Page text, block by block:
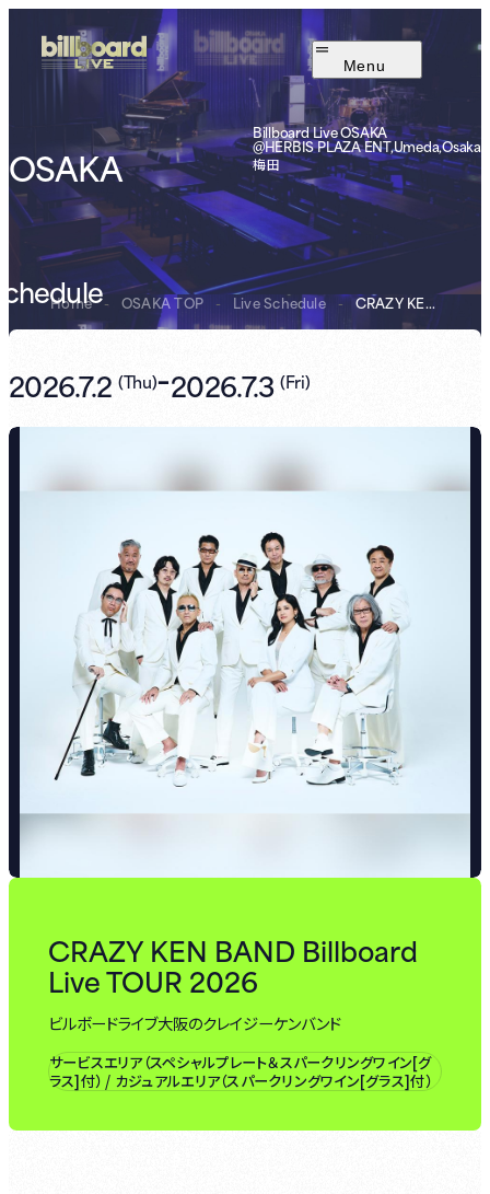
Menu
OSAKA
Billboard Live OSAKA
@HERBIS PLAZA ENT,Umeda,Osaka
梅田
Home - OSAKA TOP - Live Schedule - CRAZY KEN BAND ...
2026.7.2 (Thu)-2026.7.3 (Fri)
CRAZY KEN BAND Billboard
Live TOUR 2026
ビルボードライブ大阪のクレイジーケンバンド
サービスエリア（スペシャルプレート＆スパークリングワイン[グ
ラス]付） / カジュアルエリア（スパークリングワイン[グラス]付）